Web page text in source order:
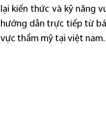
lại kiến thức và kỹ năng
hướng dẫn trực tiếp từ
vực thẩm mỹ tại việt nam.